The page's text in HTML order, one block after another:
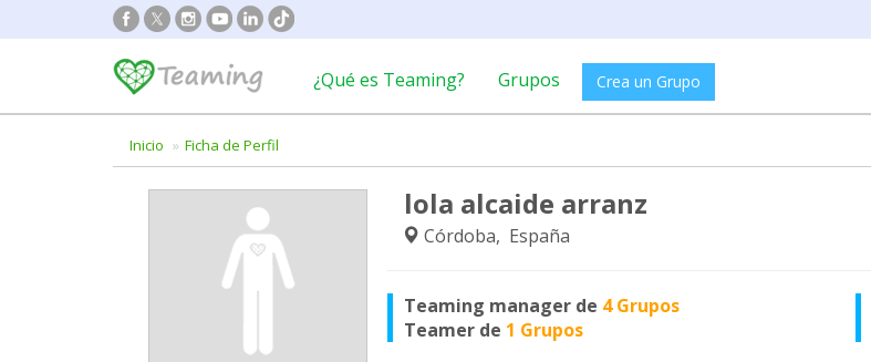
¿Qué es Teaming? Grupos Crea un Grupo
Inicio Ficha de Perfil
lola alcaide arranz
Córdoba, España
Teaming manager de 4 Grupos
Teamer de 1 Grupos